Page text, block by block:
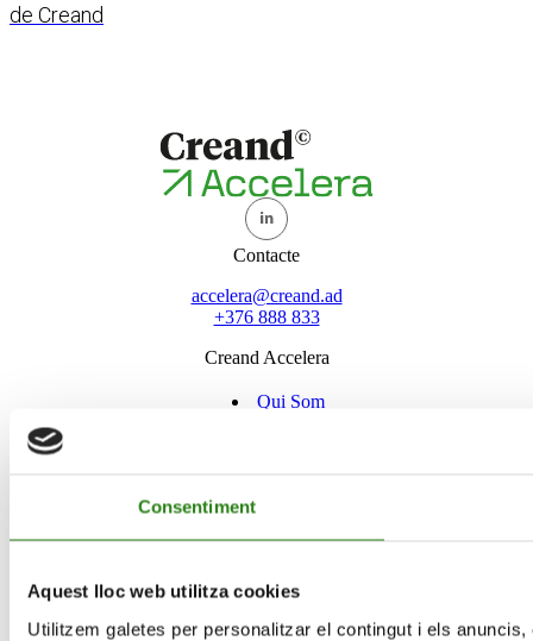
Consentiment
Aquest lloc web utilitza cookies
Utilitzem galetes per personalitzar el contingut i els
de Creand
Contacte
accelera@creand.ad
+376 888 833
Creand Accelera
Qui Som
Actualitat